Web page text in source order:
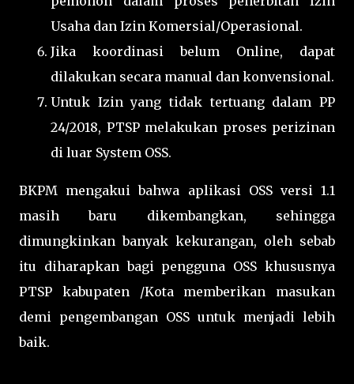
Usaha dan Izin Komersial/Operasional.
Jika koordinasi belum Online, dapat
dilakukan secara manual dan konvensional.
Untuk Izin yang tidak tertuang dalam PP
24/2018, PTSP melakukan proses perizinan
di luar System OSS.
BKPM mengakui bahwa aplikasi OSS versi 1.1
masih baru dikembangkan, sehingga
dimungkinkan banyak kekurangan, oleh sebab
itu diharapkan bagi pengguna OSS khususnya
PTSP kabupaten /Kota memberikan masukan
demi pengembangan OSS untuk menjadi lebih
baik.